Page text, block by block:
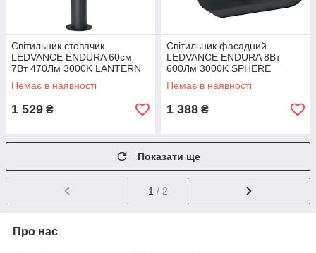
Світильник стовпчик
LEDVANCE ENDURA 60см
7Вт 470Лм 3000K LANTERN
FLARE чорний
Немає в наявності
1 529 ₴
Світильник фасадний
LEDVANCE ENDURA 8Вт
600Лм 3000K SPHERE
чорний
Немає в наявності
1 388 ₴
Показати ще
1 / 2
Про нас